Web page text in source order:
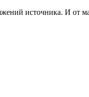
источника. И от